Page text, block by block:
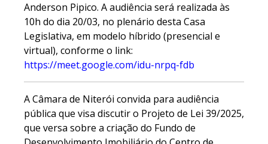
Anderson Pipico. A audiência será realizada às
10h do dia 20/03, no plenário desta Casa
Legislativa, em modelo híbrido (presencial e
virtual), conforme o link:
https://meet.google.com/idu-nrpq-fdb
A Câmara de Niterói convida para audiência
pública que visa discutir o Projeto de Lei 39/2025,
que versa sobre a criação do Fundo de